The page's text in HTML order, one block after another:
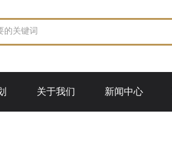
关于我们 新闻中心